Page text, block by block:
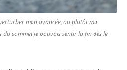
mon avancée, ou plutôt ma
du sommet je pouvais sentir la fin dès le